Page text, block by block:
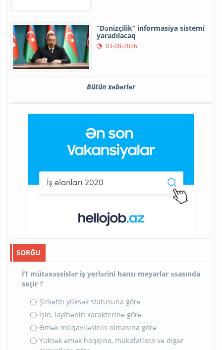
“Dənizçilik” informasiya sistemi
yaradılacaq
03-08-2026
Bütün xəbərlər
SORĞU
İT mütəxəssislər iş yerlərini hansı meyarlar əsasında
seçir ?
Şirkətin yüksək statusuna görə
İşin, layihənin xarakterinə görə
Əmək müqaviləsinin olmasına görə
Yüksək əmək haqqına, mükafatlara və digər